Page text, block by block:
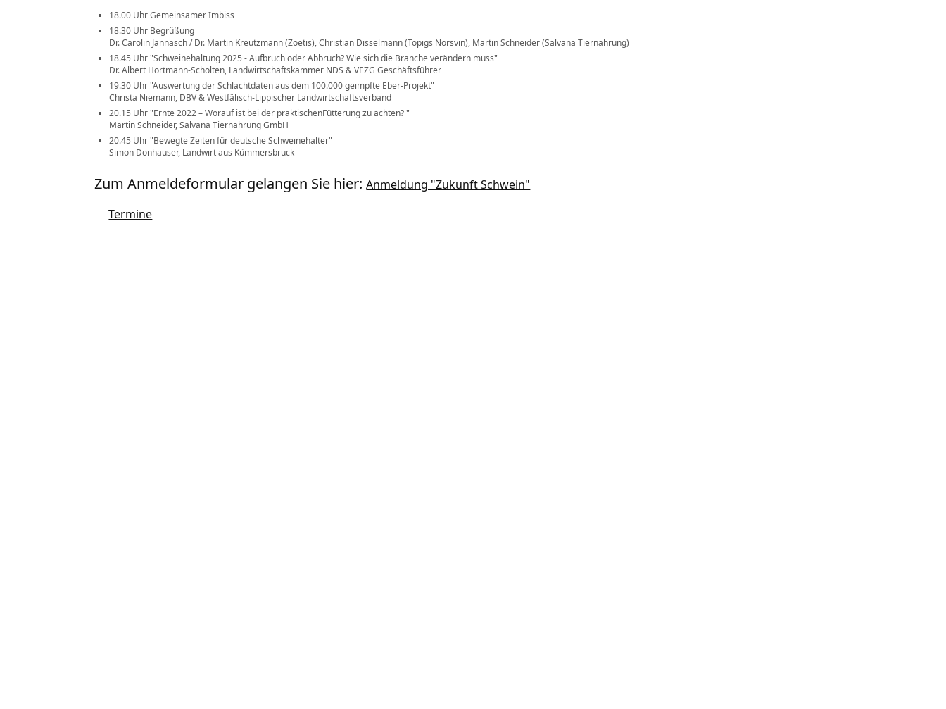
18.00 Uhr Gemeinsamer Imbiss
18.30 Uhr Begrüßung
Dr. Carolin Jannasch / Dr. Martin Kreutzmann (Zoetis), Christian Disselmann (Topigs Norsvin), Martin Schneider (Salvana Tiernahrung)
18.45 Uhr Schweinehaltung 2025 - Aufbruch oder Abbruch? Wie sich die Branche verändern muss
Dr. Albert Hortmann-Scholten, Landwirtschaftskammer NDS & VEZG Geschäftsführer
19.30 Uhr Auswertung der Schlachtdaten aus dem 100.000 geimpfte Eber-Projekt
Christa Niemann, DBV & Westfälisch-Lippischer Landwirtschaftsverband
20.15 Uhr Ernte 2022 – Worauf ist bei der praktischenFütterung zu achten?
Martin Schneider, Salvana Tiernahrung GmbH
20.45 Uhr Bewegte Zeiten für deutsche Schweinehalter
Simon Donhauser, Landwirt aus Kümmersbruck
Zum Anmeldeformular gelangen Sie hier:Anmeldung "Zukunft Schwein"
Termine